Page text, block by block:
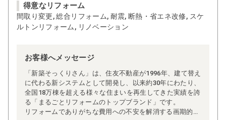
得意なリフォーム
間取り変更, 総合リフォーム, 耐震, 断熱・省エネ改修, スケ
ルトンリフォーム, リノベーション
お客様へメッセージ
「新築そっくりさん」は、住友不動産が1996年、建て替え
に代わる新システムとして開発し、以来約30年にわたり、
全国18万棟を超える様々な住まいを再生してきた実績を誇
る「まるごとリフォームのトップブランド」です。
リフォームでありがちな費用への不安を解消する画期的な